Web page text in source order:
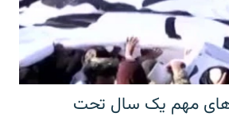
مهم یک سال تحت